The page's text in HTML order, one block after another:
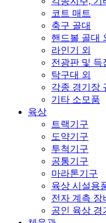
코트 매트
축구 골대
핸드볼 골대
라인기 외
전광판 및 득
탁구대 외
각종 경기장
기타 소모품
육상
트랙기구
도약기구
투척기구
공통기구
마라톤기구
육상 시설용
전자 계측 장
공인 육상 경